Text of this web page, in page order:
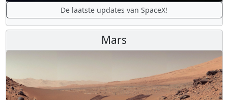
De laatste updates van SpaceX!
Mars